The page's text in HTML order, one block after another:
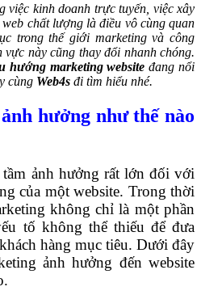
việc kinh doanh trực tuyến, việc xây
chất lượng là điều vô cùng quan
trong thế giới marketing và công
này cũng thay đổi nhanh chóng.
hướng marketing website đang nổi
cùng Web4s đi tìm hiểu nhé.
hưởng như thế nào
ảnh hưởng rất lớn đối với
của một website. Trong thời
không chỉ là một phần
tố không thể thiếu để đưa
hàng mục tiêu. Dưới đây
ảnh hưởng đến website